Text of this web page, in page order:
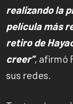
realizando la
película más
retiro de
creer”, afirmó
sus redes.